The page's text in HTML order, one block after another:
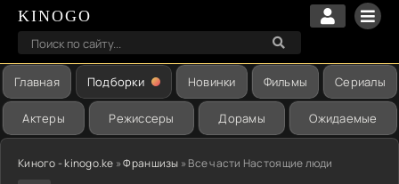
KINOGO
Главная Подборки Новинки Фильмы Сериалы
Актеры Режиссеры Дорамы Ожидаемые
Киного - kinogo.ke »Франшизы » Все части Настоящие люди